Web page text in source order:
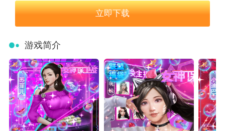
立即下载
游戏简介